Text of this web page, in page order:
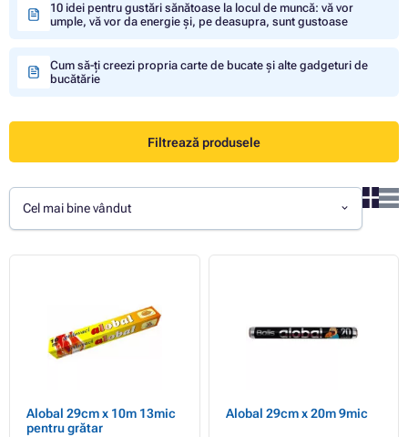
10 idei pentru gustări sănătoase la locul de muncă: vă vor
umple, vă vor da energie și, pe deasupra, sunt gustoase
Cum să-ți creezi propria carte de bucate și alte gadgeturi de
bucătărie
Filtrează produsele
Cel mai bine vândut
Alobal 29cm x 10m 13mic
pentru grătar
Alobal 29cm x 20m 9mic